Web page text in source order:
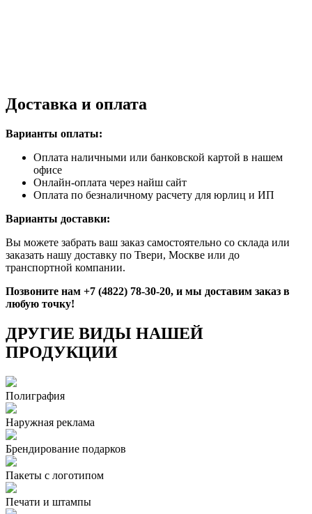
Доставка и оплата
Варианты оплаты:
Оплата наличными или банковской картой в нашем
офисе
Онлайн-оплата через найш сайт
Оплата по безналичному расчету для юрлиц и ИП
Варианты доставки:
Вы можете забрать ваш заказ самостоятельно со склада или
заказать нашу доставку по Твери, Москве или до
транспортной компании.
Позвоните нам +7 (4822) 78-30-20, и мы доставим заказ в
любую точку!
ДРУГИЕ ВИДЫ НАШЕЙ
ПРОДУКЦИИ
Полиграфия
Наружная реклама
Брендирование подарков
Пакеты с логотипом
Печати и штампы